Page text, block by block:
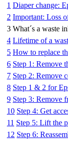
1 Diaper change:
2 Important: Loss
3 What´s a waste
4 Lifetime of a
5 How to replace
6 Step 1: Remove
7 Step 2: Remove
8 Step 1 & 2 for
9 Step 3: Remove
10 Step 4: Get
11 Step 5: Lift the
12 Step 6: